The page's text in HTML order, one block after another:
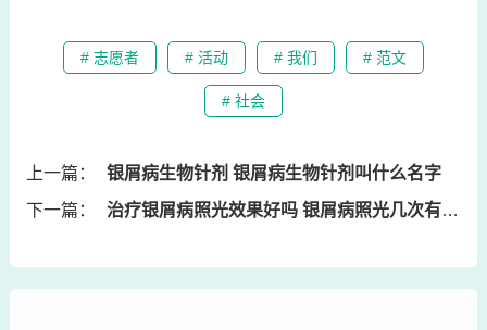
# 志愿者 # 活动 # 我们 # 范文
# 社会
上一篇：
银屑病生物针剂 银屑病生物针剂叫什么名字
下一篇：
治疗银屑病照光效果好吗 银屑病照光几次有效果